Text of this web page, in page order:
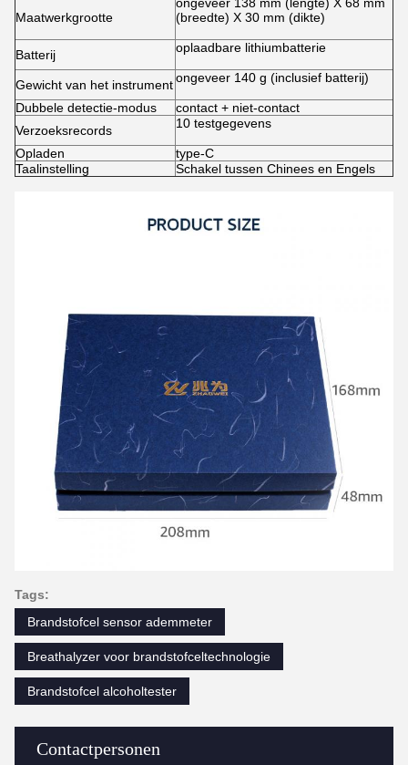
Contactpersonen
Maatwerkgrootte
ongeveer 138 mm (lengte) X 68 mm
(breedte) X 30 mm (dikte)
Batterij oplaadbare lithiumbatterie
Gewicht van het instrumentongeveer 140 g (inclusief batterij)
Dubbele detectie-modus
contact + niet-contact
Verzoeksrecords
10 testgegevens
Opladen
type-C
Taalinstelling
Schakel tussen Chinees en Engels
Tags:
Brandstofcel sensor ademmeter
Breathalyzer voor brandstofceltechnologie
Brandstofcel alcoholtester